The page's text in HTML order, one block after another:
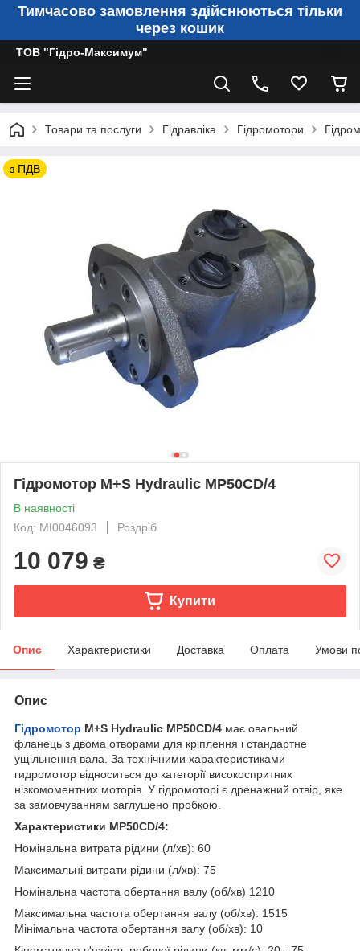
Тимчасово замовлення здійснюються тільки
через кошик
ТОВ "Гідро-Максимум"
Товари та послуги Гідравліка Гідромотори
з ПДВ
Гідромотор M+S Hydraulic MP50CD/4
В наявності
Код: MI0046093
Роздріб
10 079 ₴
Купити
Опис Характеристики Доставка Оплата Умови
Опис
Гідромотор M+S Hydraulic MP50CD/4 має овальний
фланець з двома отворами для кріплення і стандартне
ущільнення вала. За технічними характеристиками
гидромотор відноситься до категорії високоспритних
нізкомоментних моторів. У гідромоторі є дренажний отвір, яке
за замовчуванням заглушено пробкою.
Характеристики MP50CD/4:
Номінальна витрата рідини (л/хв): 60
Максимальні витрати рідини (л/хв): 75
Номінальна частота обертання валу (об/хв) 1210
Максимальна частота обертання валу (об/хв): 1515
Мінімальна частота обертання валу (об/хв): 10